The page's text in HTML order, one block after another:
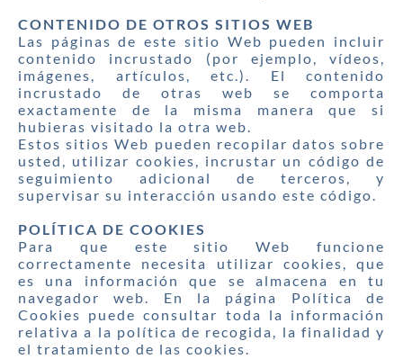
CONTENIDO DE OTROS SITIOS WEB
Las páginas de este sitio Web pueden incluir
contenido incrustado (por ejemplo, vídeos,
imágenes, artículos, etc.). El contenido
incrustado de otras web se comporta
exactamente de la misma manera que si
hubieras visitado la otra web.
Estos sitios Web pueden recopilar datos sobre
usted, utilizar cookies, incrustar un código de
seguimiento adicional de terceros, y
supervisar su interacción usando este código.
POLÍTICA DE COOKIES
Para que este sitio Web funcione
correctamente necesita utilizar cookies, que
es una información que se almacena en tu
navegador web. En la página Política de
Cookies puede consultar toda la información
relativa a la política de recogida, la finalidad y
el tratamiento de las cookies.